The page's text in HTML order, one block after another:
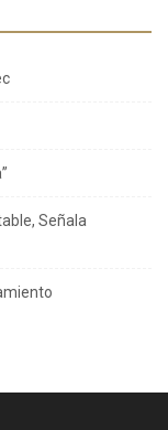
Señala